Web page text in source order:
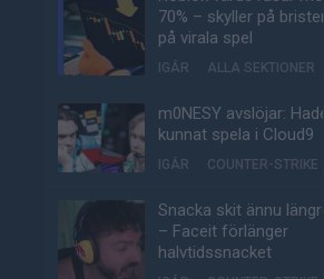
70% – skyller på bristen
på virala spel
IGÅR ALLA SEKTIONER
m0NESY avslöjar: Hade
kunnat spela i Cloud9
IGÅR COUNTER-STRIKE
Snacka skit ännu längre
– Faceit förlänger
halvtidssnacket